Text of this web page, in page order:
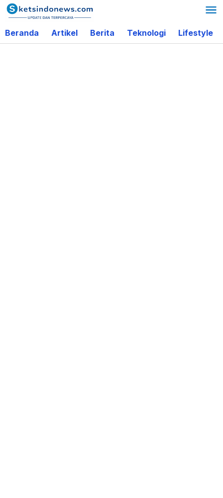
Lewati
ke
konten
Beranda Artikel Berita Teknologi Lifestyle